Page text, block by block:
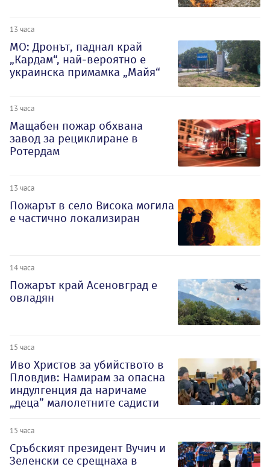
13 часа
МО: Дронът, паднал край
„Кардам“, най-вероятно е
украинска примамка „Майя“
13 часа
Мащабен пожар обхвана
завод за рециклиране в
Ротердам
13 часа
Пожарът в село Висока могила
е частично локализиран
14 часа
Пожарът край Асеновград е
овладян
15 часа
Иво Христов за убийството в
Пловдив: Намирам за опасна
индулгенция да наричаме
„деца” малолетните садисти
15 часа
Сръбският президент Вучич и
Зеленски се срещнаха в